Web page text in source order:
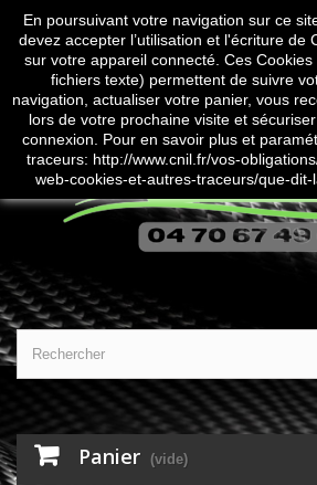
Panier (vide)
En poursuivant votre navigation sur ce
devez accepter l’utilisation et l'écriture de
sur votre appareil connecté. Ces Cookies
fichiers texte) permettent de suivre
navigation, actualiser votre panier, vous
lors de votre prochaine visite et
connexion. Pour en savoir plus et
traceurs: http://www.cnil.fr/vos-
web-cookies-et-autres-traceurs/que-dit-